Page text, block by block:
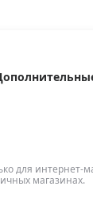
для интернет-
магазинах.